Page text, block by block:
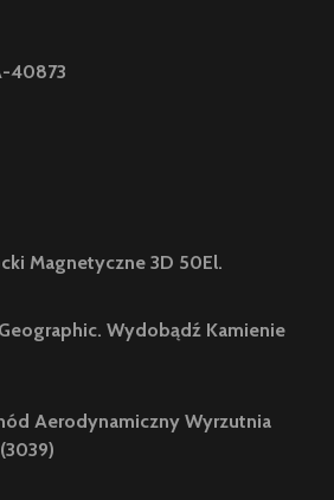
40873
Magnetyczne 3D 50El.
Wydobądź Kamienie
Aerodynamiczny Wyrzutnia